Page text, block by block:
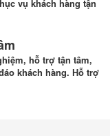
vụ khách hàng tận
hỗ trợ tận tâm,
khách hàng. Hỗ trợ